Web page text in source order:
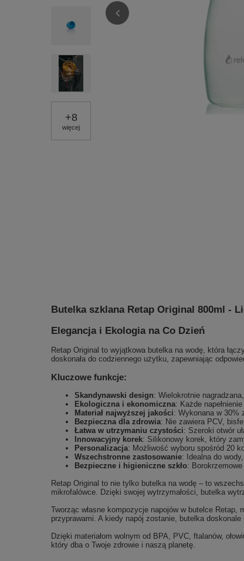
+8
więcej
Butelka szklana Retap Original 800ml -
Elegancja i Ekologia na Co Dzień
Retap Original to wyjątkowa butelka na wodę, która
doskonała do codziennego użytku, zapewniając
Kluczowe funkcje:
Skandynawski design: Wielokrotnie
Ekologiczna i ekonomiczna: Każde
Materiał najwyższej jakości: Wykonana w 30%
Bezpieczna dla zdrowia: Nie zawiera PCV,
Łatwa w utrzymaniu czystości: Szeroki otwór
Innowacyjny korek: Silikonowy korek, który
Personalizacja: Możliwość wyboru spośród 20
Wszechstronne zastosowanie: Idealna do
Bezpieczne i higieniczne szkło:
Retap Original to nie tylko butelka na wodę – to
mikrofalówce. Dzięki swojej wytrzymałości, butelka
Tworząc własne kompozycje napojów w butelce
przyprawami. A kiedy napój zostanie, butelka
Dzięki materiałom wolnym od BPA, PVC, ftalanów,
który dba o Twoje zdrowie i naszą planetę.